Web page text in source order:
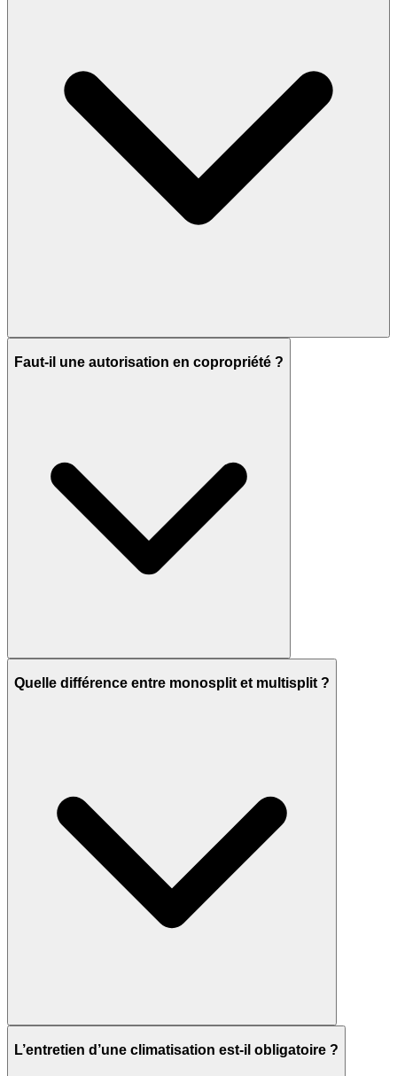
Faut-il une autorisation en copropriété ?
Quelle différence entre monosplit et multisplit ?
L’entretien d’une climatisation est-il obligatoire ?